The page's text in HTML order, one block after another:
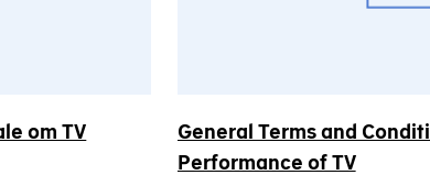
om TV
General Terms and
Performance of TV